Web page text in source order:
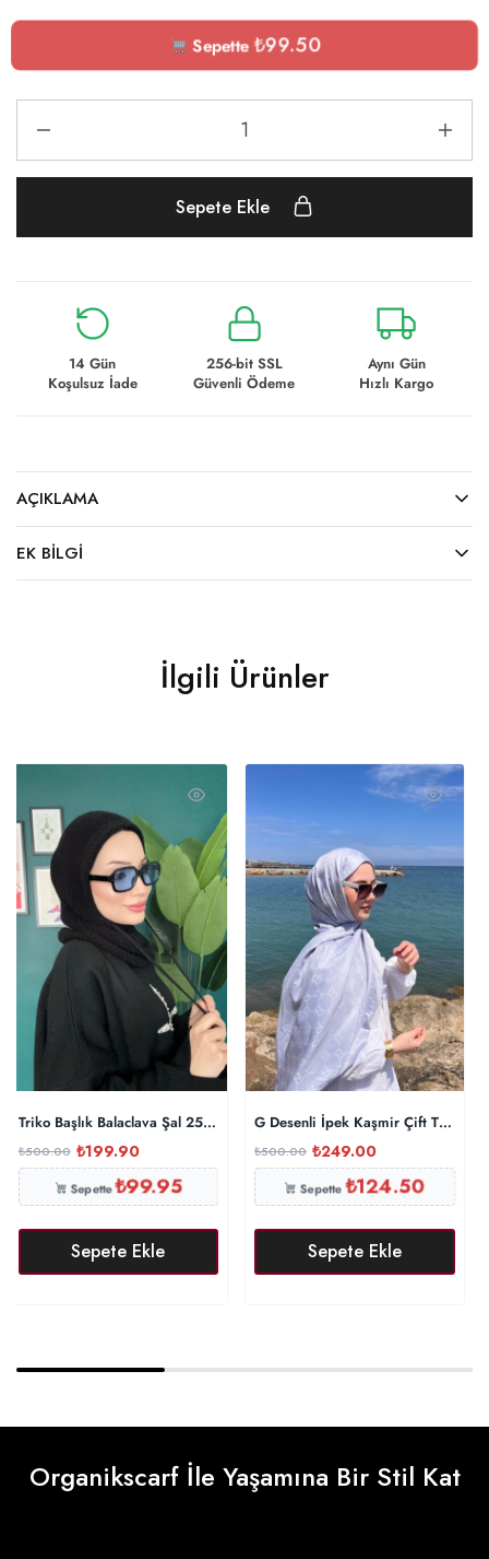
Sepette ₺99.50
Sepete Ekle
14 Gün
Koşulsuz İade
256-bit SSL
Güvenli Ödeme
Aynı Gün
Hızlı Kargo
AÇIKLAMA
EK BILGI
İlgili Ürünler
Triko Başlık Balaclava Şal 25801 – Siyah
₺500.00 ₺199.90
Sepette₺99.95
Sepete Ekle
G Desenli İpek Kaşmir Çift Taraflı
₺500.00 ₺249.00
Sepette₺124.50
Sepete Ekle
Organikscarf İle Yaşamına Bir Stil Kat